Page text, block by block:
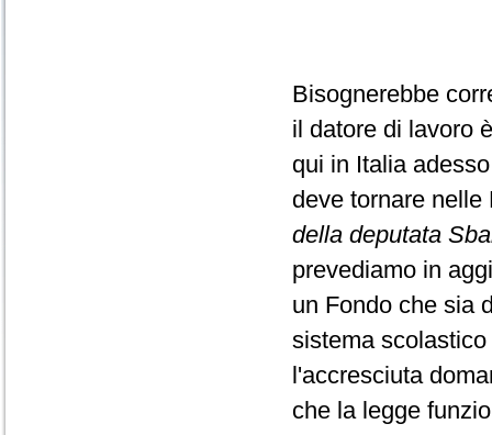
Bisognerebbe
il datore di lavoro
qui in Italia
deve tornare
della deputata
prevediamo in
un Fondo che sia
sistema
l'accresciuta
che la legge